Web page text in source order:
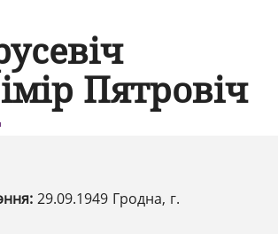
Пятровіч
29.09.1949 Гродна, г.